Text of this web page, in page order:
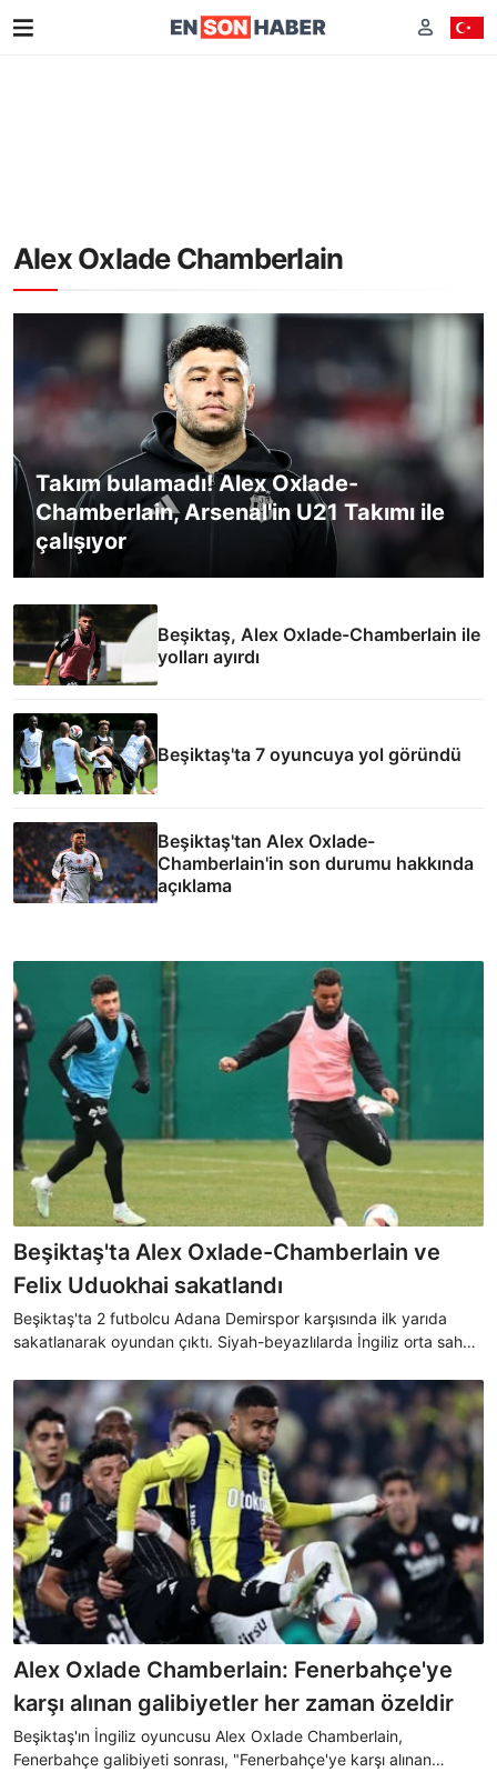
Alex Oxlade Chamberlain
Takım bulamadı! Alex Oxlade-
Chamberlain, Arsenal'in U21 Takımı ile
çalışıyor
Beşiktaş, Alex Oxlade-Chamberlain ile
yolları ayırdı
Beşiktaş'ta 7 oyuncuya yol göründü
Beşiktaş'tan Alex Oxlade-
Chamberlain'in son durumu hakkında
açıklama
Beşiktaş'ta Alex Oxlade-Chamberlain ve
Felix Uduokhai sakatlandı
Beşiktaş'ta 2 futbolcu Adana Demirspor karşısında ilk yarıda
sakatlanarak oyundan çıktı. Siyah-beyazlılarda İngiliz orta saha
Uduokhai'nin yerine Mustafa Hekimoğlu ve Emrecan Terzi oyuna
dahil oldu.
Alex Oxlade Chamberlain: Fenerbahçe'ye
karşı alınan galibiyetler her zaman özeldir
Beşiktaş'ın İngiliz oyuncusu Alex Oxlade Chamberlain,
Fenerbahçe galibiyeti sonrası, "Fenerbahçe'ye karşı alınan